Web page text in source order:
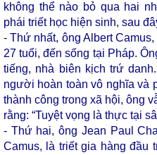
không thể nào bỏ qua hai
phái triết học hiện sinh, sau
- Thứ nhất, ông Albert
27 tuổi, đến sống tại Pháp.
tiếng, nhà biên kịch trứ
người hoàn toàn vô nghĩa và
thành công trong xã hội, ông
rằng: “Tuyệt vọng là thực tại
- Thứ hai, ông Jean Paul
Camus, là triết gia hàng đầu